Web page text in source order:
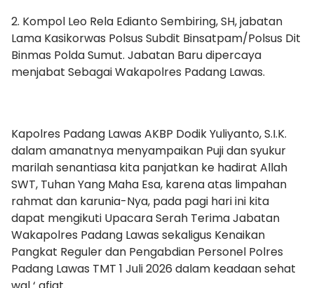
2. Kompol Leo Rela Edianto Sembiring, SH, jabatan
Lama Kasikorwas Polsus Subdit Binsatpam/Polsus Dit
Binmas Polda Sumut. Jabatan Baru dipercaya
menjabat Sebagai Wakapolres Padang Lawas.
Kapolres Padang Lawas AKBP Dodik Yuliyanto, S.I.K.
dalam amanatnya menyampaikan Puji dan syukur
marilah senantiasa kita panjatkan ke hadirat Allah
SWT, Tuhan Yang Maha Esa, karena atas limpahan
rahmat dan karunia-Nya, pada pagi hari ini kita
dapat mengikuti Upacara Serah Terima Jabatan
Wakapolres Padang Lawas sekaligus Kenaikan
Pangkat Reguler dan Pengabdian Personel Polres
Padang Lawas TMT 1 Juli 2026 dalam keadaan sehat